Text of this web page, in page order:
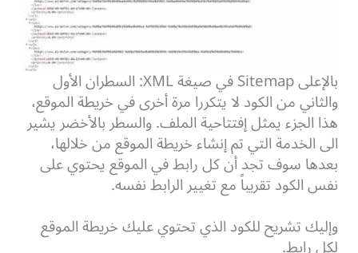
بالإعلى Sitemap في صيغة XML: السطران الأول
والثاني من الكود لا يتكررا مرة أخرى في خريطة الموقع،
هذا الجزء يمثل إفتتاحية الملف. والسطر بالأخضر يشير
الى الخدمة التي تم إنشاء خريطة الموقع من خلالها،
بعدها سوف تجد أن كل رابط في الموقع يحتوي على
نفس الكود تقريباً مع تغيير الرابط نفسه.
وإليك تشريح للكود الذي تحتوي عليك خريطة الموقع